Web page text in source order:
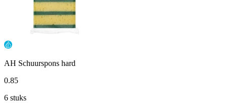
AH Schuurspons hard
0.85
6 stuks